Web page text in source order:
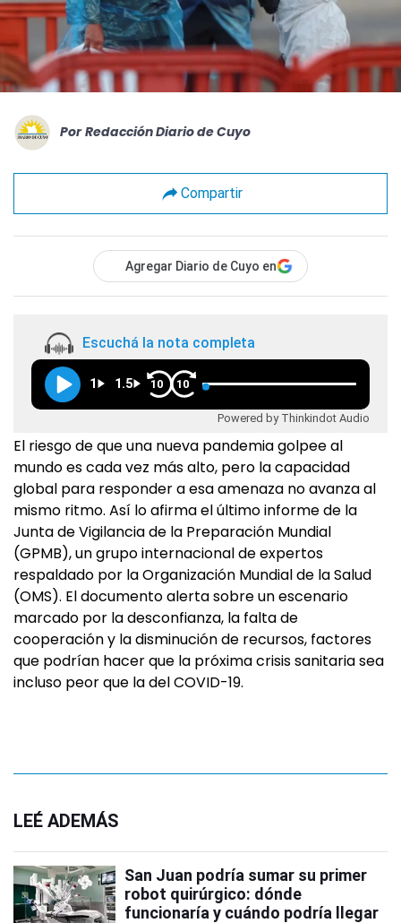
Por Redacción Diario de Cuyo
Compartir
Agregar Diario de Cuyo en
Escuchá la nota completa
1 1.5 10 10
Powered by Thinkindot Audio
El riesgo de que una nueva pandemia golpee al
mundo es cada vez más alto, pero la capacidad
global para responder a esa amenaza no avanza al
mismo ritmo. Así lo afirma el último informe de la
Junta de Vigilancia de la Preparación Mundial
(GPMB), un grupo internacional de expertos
respaldado por la Organización Mundial de la Salud
(OMS). El documento alerta sobre un escenario
marcado por la desconfianza, la falta de
cooperación y la disminución de recursos, factores
que podrían hacer que la próxima crisis sanitaria sea
incluso peor que la del COVID-19.
LEÉ ADEMÁS
San Juan podría sumar su primer
robot quirúrgico: dónde
funcionaría y cuándo podría llegar